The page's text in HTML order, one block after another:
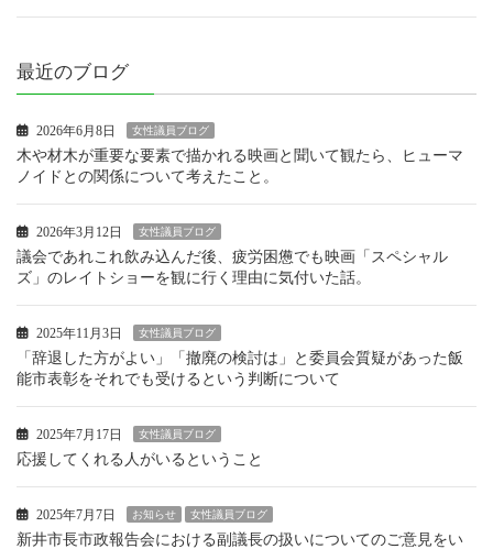
最近のブログ
2026年6月8日 女性議員ブログ
木や材木が重要な要素で描かれる映画と聞いて観たら、ヒューマ
ノイドとの関係について考えたこと。
2026年3月12日 女性議員ブログ
議会であれこれ飲み込んだ後、疲労困憊でも映画「スペシャル
ズ」のレイトショーを観に行く理由に気付いた話。
2025年11月3日 女性議員ブログ
「辞退した方がよい」「撤廃の検討は」と委員会質疑があった飯
能市表彰をそれでも受けるという判断について
2025年7月17日 女性議員ブログ
応援してくれる人がいるということ
2025年7月7日 お知らせ 女性議員ブログ
新井市長市政報告会における副議長の扱いについてのご意見をい